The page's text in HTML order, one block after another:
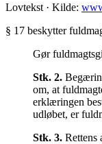
Lovtekst · Kilde:
§ 17 beskytter
Gør
Stk. 2.
om, at
erklæringen
udløbet, er
Stk. 3. Rettens